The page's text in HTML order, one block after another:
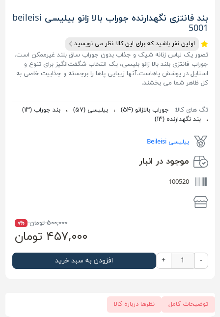
بند فانتزی نگهدارنده جوراب بالا زانو بیلیسی beileisi
5001
اولین نفر باشید که برای این کالا نظر می نویسید
تصور یک لباس زنانه شیک و جذاب بدون جوراب ساق بلند غیرممکن است.
جوراب فانتزی بلند بالا زانو بلیسی، یک انتخاب شگفت‌انگیز برای تنوع و
استایل در پوشش پاهاست.آنها زیبایی پاها را برجسته و جذابیت خاصی به
کل ظاهر شما می بخشند.
تگ های کالا: جوراب بالازانو(۵۴) ، بیلیسی(۵۷) ، بند جوراب(۱۳)
،
بند نگهدارنده(۱۳)
بیلیسی Beileisi
موجود در انبار
100520
۵۰۰,۰۰۰ تومان ۹%
۴۵۷,۰۰۰ تومان
-
+ افزودن به سبد خرید
توضیحات کامل نظرها درباره کالا